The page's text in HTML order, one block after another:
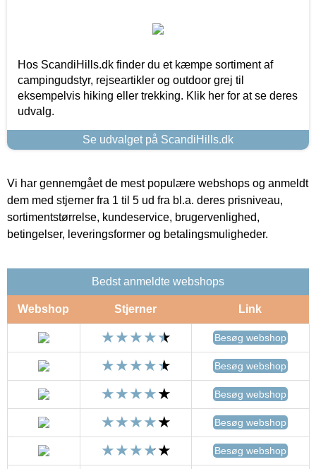
Hos ScandiHills.dk finder du et kæmpe sortiment af
campingudstyr, rejseartikler og outdoor grej til
eksempelvis hiking eller trekking. Klik her for at se deres
udvalg.
Se udvalget på ScandiHills.dk
Vi har gennemgået de mest populære webshops og anmeldt
dem med stjerner fra 1 til 5 ud fra bl.a. deres prisniveau,
sortimentstørrelse, kundeservice, brugervenlighed,
betingelser, leveringsformer og betalingsmuligheder.
Bedst anmeldte webshops
Webshop Stjerner Link
Besøg webshop
Besøg webshop
Besøg webshop
Besøg webshop
Besøg webshop